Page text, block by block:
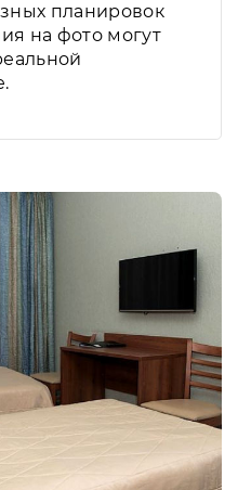
планировок
на фото могут